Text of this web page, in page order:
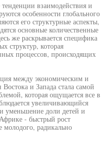
взаимодействия и
особенности глобального
его структурные аспекты,
основные количественные
же раскрывается специфика
структур, которая
процессов, происходящих
между экономическим и
и Запада стала самой
которая ощущается все в
увеличивающийся
уменьшение доли детей и
- быстрый рост
молодого, радикально